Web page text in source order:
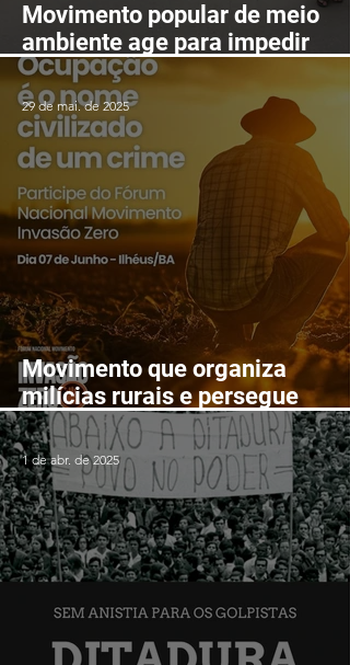
Movimento popular de meio
ambiente age para impedir
mineração nas serras de
Itarantim
Movimento que organiza
milícias rurais e persegue
lutadores populares realizará
Fórum Nacional em Ilhéus em
junho
29 de mai. de 2025
1 de abr. de 2025